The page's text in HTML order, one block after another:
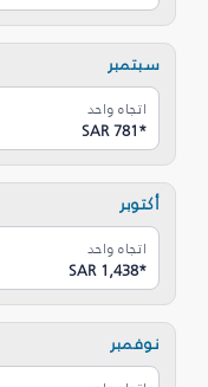
سبتمبر
اتجاه واحد
SAR 781*
أكتوبر
اتجاه واحد
SAR 1,438*
نوفمبر